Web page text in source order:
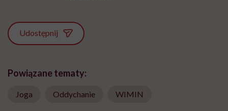
Udostępnij
Powiązane tematy:
Joga Oddychanie WIMIN